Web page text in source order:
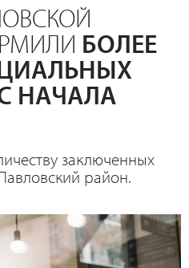
БОЛЕЕ
НАЧАЛА
заключенных
район.